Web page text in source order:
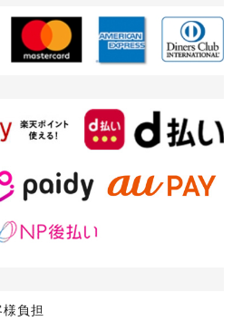
負担